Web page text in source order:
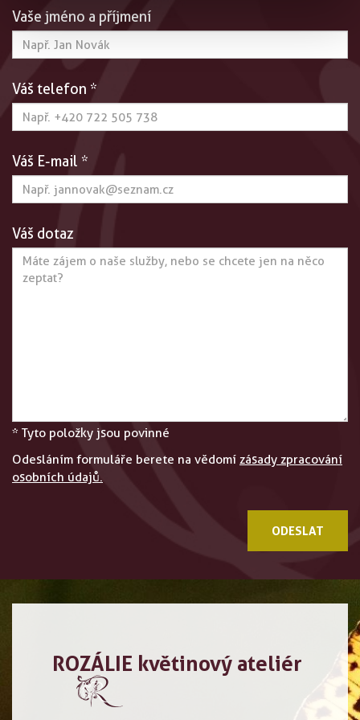
Vaše jméno a příjmení
Váš telefon *
Váš E-mail *
Váš dotaz
* Tyto položky jsou povinné
Odesláním formuláře berete na vědomí zásady zpracování
osobních údajů.
ODESLAT
ROZÁLIE květinový ateliér